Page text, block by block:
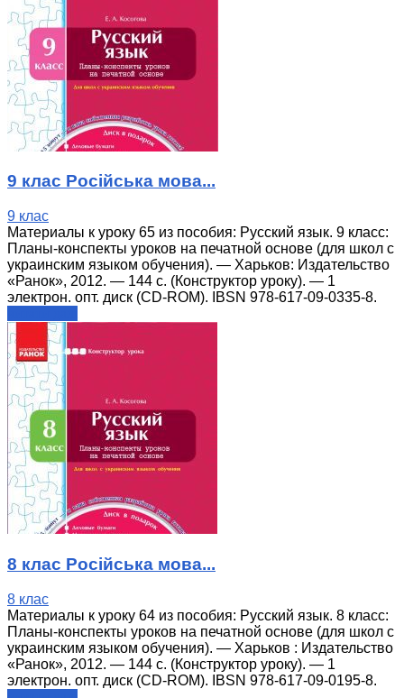
9 клас Російська мова...
9 клас
Материалы к уроку 65 из пособия: Русский язык. 9 класс:
Планы-конспекты уроков на печатной основе (для школ с
украинским языком обучения). — Харьков: Издательство
«Ранок», 2012. — 144 с. (Конструктор уроку). — 1
электрон. опт. диск (CD-ROM). IBSN 978-617-09-0335-8.
8 клас Російська мова...
8 клас
Материалы к уроку 64 из пособия: Русский язык. 8 класс:
Планы-конспекты уроков на печатной основе (для школ с
украинским языком обучения). — Харьков : Издательство
«Ранок», 2012. — 144 с. (Конструктор уроку). — 1
электрон. опт. диск (CD-ROM). IBSN 978-617-09-0195-8.